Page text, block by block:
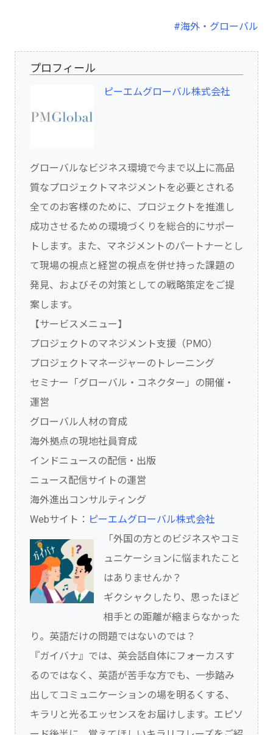
#海外・グローバル
プロフィール
ピーエムグローバル株式会社
グローバルなビジネス環境で今まで以上に高品
質なプロジェクトマネジメントを必要とされる
全てのお客様のために、プロジェクトを推進し
成功させるための環境づくりを総合的にサポー
トします。また、マネジメントのパートナーとし
て現場の視点と経営の視点を併せ持った課題の
発見、およびその対策としての戦略策定をご提
案します。
【サービスメニュー】
プロジェクトのマネジメント支援（PMO）
プロジェクトマネージャーのトレーニング
セミナー「グローバル・コネクター」の開催・
運営
グローバル人材の育成
海外拠点の現地社員育成
インドニュースの配信・出版
ニュース配信サイトの運営
海外進出コンサルティング
Webサイト： ピーエムグローバル株式会社
「外国の方とのビジネスやコミ
ュニケーションに悩まれたこと
はありませんか？
ギクシャクしたり、思ったほど
相手との距離が縮まらなかった
り。英語だけの問題ではないのでは？
『ガイバナ』では、英会話自体にフォーカスす
るのではなく、英語が苦手な方でも、一歩踏み
出してコミュニケーションの場を明るくする、
キラリと光るエッセンスをお届けします。エピソ